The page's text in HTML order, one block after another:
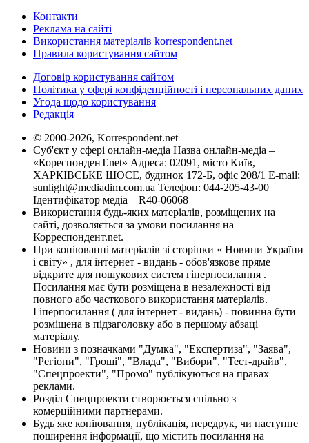
Контакти
Реклама на сайті
Використання матеріалів korrespondent.net
Правила користування сайтом
Договір користування сайтом
Політика у сфері конфіденційності і персональних даних
Угода щодо користування
Редакція
© 2000-2026, Korrespondent.net
Суб'єкт у сфері онлайн-медіа Назва онлайн-медіа –
«КореспонденТ.net» Адреса: 02091, місто Київ,
ХАРКІВСЬКЕ ШОСЕ, будинок 172-Б, офіс 208/1 E-mail:
sunlight@mediadim.com.ua Телефон: 044-205-43-00
Ідентифікатор медіа – R40-06068
Використання будь-яких матеріалів, розміщених на
сайті, дозволяється за умови посилання на
Корреспондент.net.
При копіюванні матеріалів зі сторінки « Новини України
і світу» , для інтернет - видань - обов'язкове пряме
відкрите для пошукових систем гіперпосилання .
Посилання має бути розміщена в незалежності від
повного або часткового використання матеріалів.
Гіперпосилання ( для інтернет - видань) - повинна бути
розміщена в підзаголовку або в першому абзаці
матеріалу.
Новини з позначками "Думка", "Експертиза", "Заява",
"Регіони", "Гроші", "Влада", "Вибори", "Тест-драйв",
"Спецпроекти", "Промо" публікуються на правах
реклами.
Розділ Спецпроекти створюється спільно з
комерційними партнерами.
Будь яке копіювання, публікація, передрук, чи наступне
поширення інформації, що містить посилання на